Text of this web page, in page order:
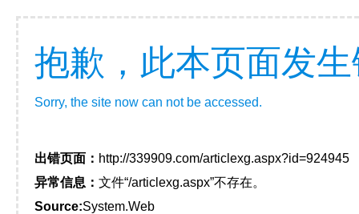
抱歉，此本页面发
Sorry, the site now can not be accessed.
出错页面： http://339909.com/articlexg.aspx?id=924945
异常信息： 文件“/articlexg.aspx”不存在。
Source:System.Web